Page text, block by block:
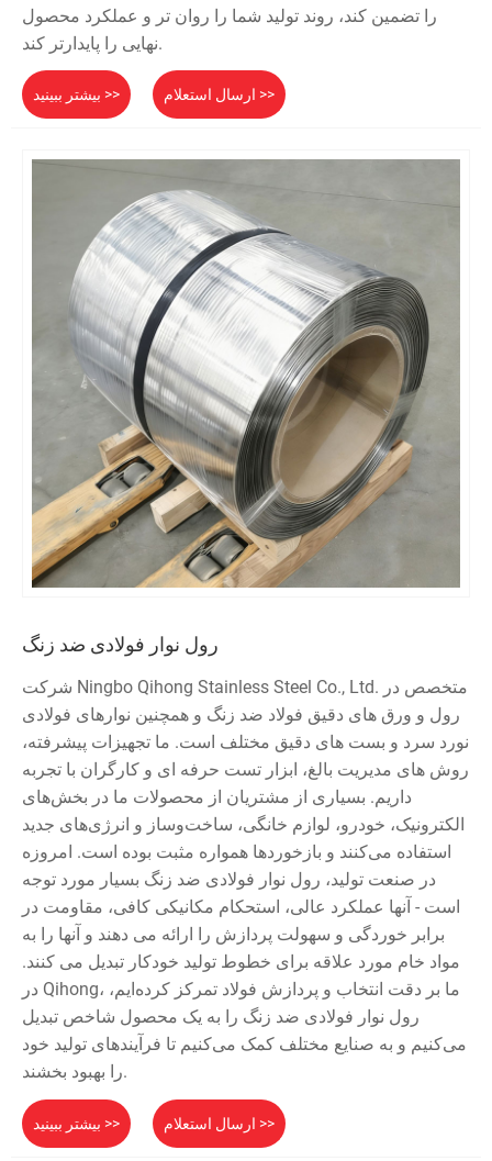
را تضمین کند، روند تولید شما را روان تر و عملکرد محصول
نهایی را پایدارتر کند.
بیشتر ببینید >> ارسال استعلام >>
رول نوار فولادی ضد زنگ
شرکت Ningbo Qihong Stainless Steel Co., Ltd. متخصص در
رول و ورق های دقیق فولاد ضد زنگ و همچنین نوارهای فولادی
نورد سرد و بست های دقیق مختلف است. ما تجهیزات پیشرفته،
روش های مدیریت بالغ، ابزار تست حرفه ای و کارگران با تجربه
داریم. بسیاری از مشتریان از محصولات ما در بخش‌های
الکترونیک، خودرو، لوازم خانگی، ساخت‌وساز و انرژی‌های جدید
استفاده می‌کنند و بازخوردها همواره مثبت بوده است. امروزه
در صنعت تولید، رول نوار فولادی ضد زنگ بسیار مورد توجه
است - آنها عملکرد عالی، استحکام مکانیکی کافی، مقاومت در
برابر خوردگی و سهولت پردازش را ارائه می دهند و آنها را به
مواد خام مورد علاقه برای خطوط تولید خودکار تبدیل می کنند.
در Qihong، ما بر دقت انتخاب و پردازش فولاد تمرکز کرده‌ایم،
رول نوار فولادی ضد زنگ را به یک محصول شاخص تبدیل
می‌کنیم و به صنایع مختلف کمک می‌کنیم تا فرآیندهای تولید خود
را بهبود بخشند.
بیشتر ببینید >> ارسال استعلام >>